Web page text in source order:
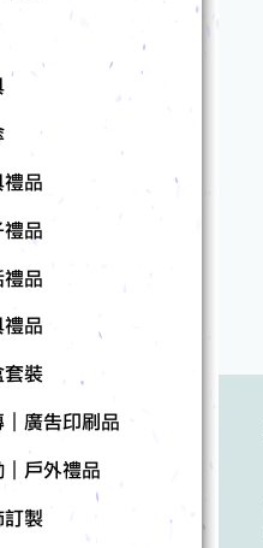
禮品
禮品
禮品
禮品
套裝
｜廣告印刷品
｜戶外禮品
訂製